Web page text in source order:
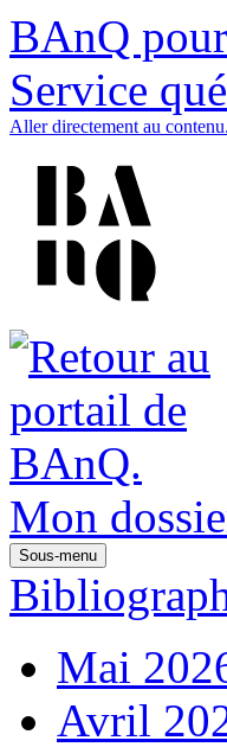
BAnQ
Service
Aller directement au contenu.
Mon
Sous-menu
Mai
Avril